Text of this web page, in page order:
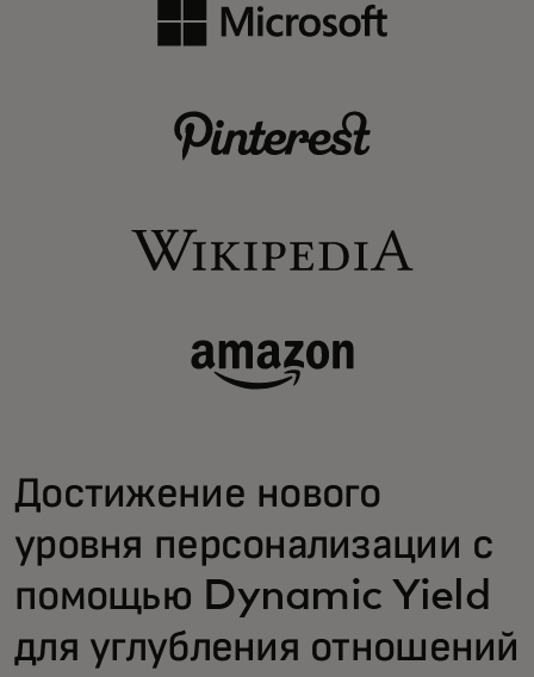
Достижение нового
уровня персонализации с
помощью Dynamic Yield
для углубления отношений